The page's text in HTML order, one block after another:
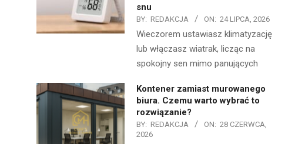
snu
BY: REDAKCJA ON: 24 LIPCA, 2026
Wieczorem ustawiasz klimatyzację
lub włączasz wiatrak, licząc na
spokojny sen mimo panujących
Kontener zamiast murowanego
biura. Czemu warto wybrać to
rozwiązanie?
BY: REDAKCJA ON: 28 CZERWCA,
2026